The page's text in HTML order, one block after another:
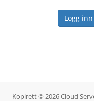
Kopirett © 2026 Cloud